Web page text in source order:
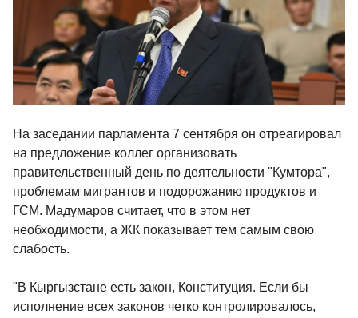
На заседании парламента 7 сентября он отреагировал
на предложение коллег организовать
правительственный день по деятельности "Кумтора",
проблемам мигрантов и подорожанию продуктов и
ГСМ. Мадумаров считает, что в этом нет
необходимости, а ЖК показывает тем самым свою
слабость.
"В Кыргызстане есть закон, Конституция. Если бы
исполнение всех законов четко контролировалось,